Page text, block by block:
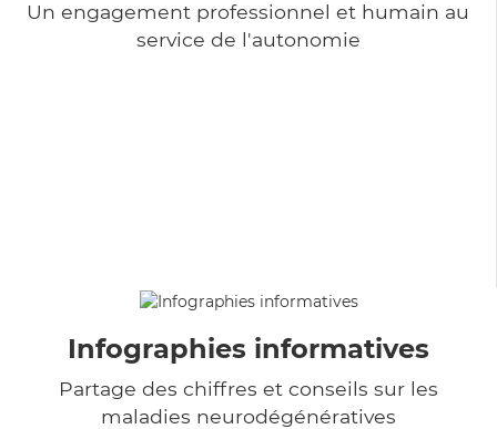
Un engagement professionnel et humain au
service de l'autonomie
Infographies informatives
Partage des chiffres et conseils sur les
maladies neurodégénératives